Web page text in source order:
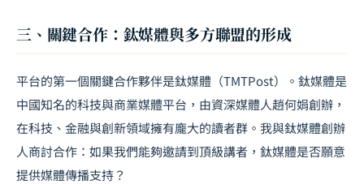
三、關鍵合作：鈦媒體與多方聯盟的形成
平台的第一個關鍵合作夥伴是鈦媒體（TMTPost）。鈦媒體是
中國知名的科技與商業媒體平台，由資深媒體人趙何娟創辦，
在科技、金融與創新領域擁有龐大的讀者群。我與鈦媒體創辦
人商討合作：如果我們能夠邀請到頂級講者，鈦媒體是否願意
提供媒體傳播支持？